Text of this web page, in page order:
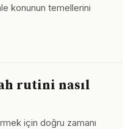
konunun temellerini
rutini nasıl
için doğru zamanı